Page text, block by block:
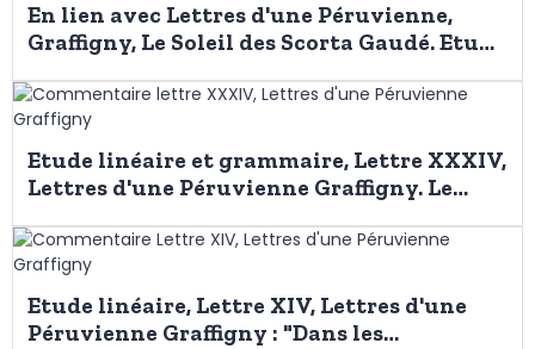
En lien avec Lettres d'une Péruvienne,
Graffigny, Le Soleil des Scorta Gaudé. Etude
Etude linéaire et grammaire, Lettre XXXIV,
Lettres d'une Péruvienne Graffigny. Le
Etude linéaire, Lettre XIV, Lettres d'une
Péruvienne Graffigny : "Dans les